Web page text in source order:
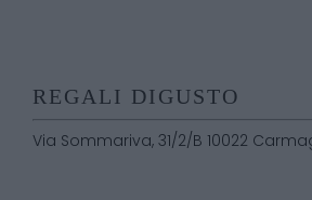
REGALI DIGUSTO
Via Sommariva, 31/2/B 10022